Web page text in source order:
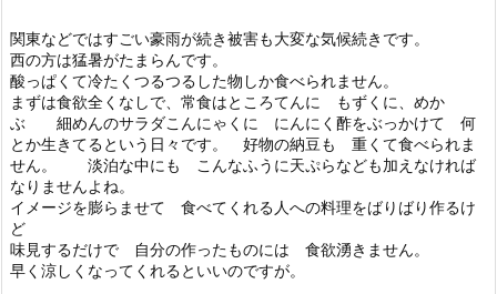
関東などではすごい豪雨が続き被害も大変な気候続きです。
西の方は猛暑がたまらんです。
酸っぱくて冷たくつるつるした物しか食べられません。
まずは食欲全くなしで、常食はところてんに もずくに、めか
ぶ 細めんのサラダこんにゃくに にんにく酢をぶっかけて 何
とか生きてるという日々です。 好物の納豆も 重くて食べられま
せん。 淡泊な中にも こんなふうに天ぷらなども加えなければ
なりませんよね。
イメージを膨らませて 食べてくれる人への料理をばりばり作るけ
ど
味見するだけで 自分の作ったものには 食欲湧きません。
早く涼しくなってくれるといいのですが。